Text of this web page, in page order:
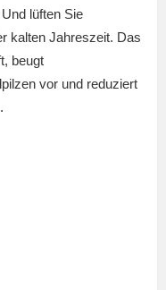
lüften Sie
kalten Jahreszeit. Das
beugt
vor und reduziert